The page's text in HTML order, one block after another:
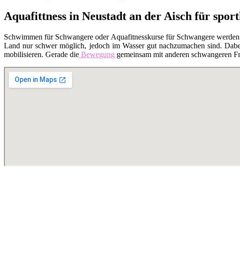
Aquafittness in Neustadt an der Aisch für
Schwimmen für Schwangere oder Aquafitnesskurse für Schwangere
Land nur schwer möglich, jedoch im Wasser gut nachzumachen sind.
mobilisieren. Gerade die Bewegung gemeinsam mit anderen schwangeren